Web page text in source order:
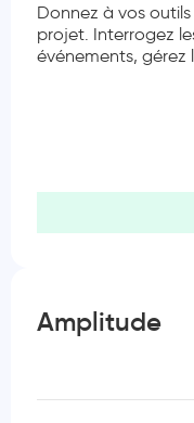
Donnez à vos
projet. Interrogez
événements, gérez
Amplitude